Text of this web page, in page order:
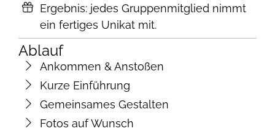
Ergebnis: jedes Gruppenmitglied nimmt
ein fertiges Unikat mit.
Ablauf
Ankommen & Anstoßen
Kurze Einführung
Gemeinsames Gestalten
Fotos auf Wunsch